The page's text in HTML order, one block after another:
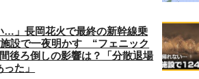
…」長岡花火で最終の新幹線乗
設で一夜明かす “フェニック
後ろ倒しの影響は？「分散退場
た」